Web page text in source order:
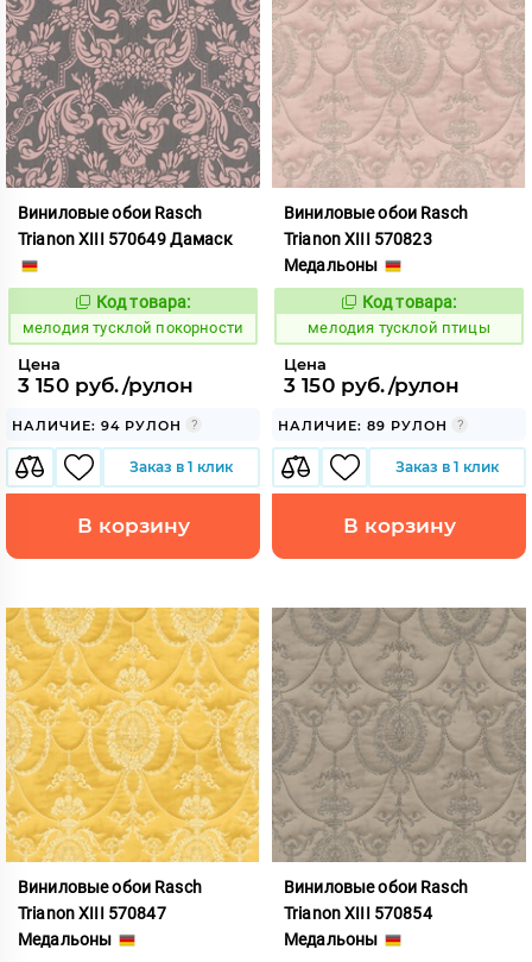
Виниловые обои Rasch
Trianon XIII 570649 Дамаск
966447
Код товара:
мелодия тусклой покорности
Цена
3 150 руб./рулон
НАЛИЧИЕ: 94 РУЛОН
Заказ в 1 клик
В корзину
Виниловые обои Rasch
Trianon XIII 570823
Медальоны
966448
Код товара:
мелодия тусклой птицы
Цена
3 150 руб./рулон
НАЛИЧИЕ: 89 РУЛОН
Заказ в 1 клик
В корзину
Виниловые обои Rasch
Trianon XIII 570847
Медальоны
Виниловые обои Rasch
Trianon XIII 570854
Медальоны